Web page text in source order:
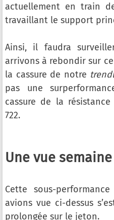
actuellement en train
travaillant le support
Ainsi, il faudra
arrivons à rebondir sur
la cassure de notre
pas une
cassure de la
722.
Une vue
Cette sous-
avions vue ci-dessus
prolongée sur le jeton.